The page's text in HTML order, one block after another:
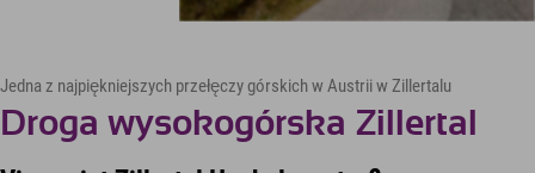
Jedna z najpiękniejszych przełęczy górskich w Austrii w Zillertalu
Droga wysokogórska Zillertal